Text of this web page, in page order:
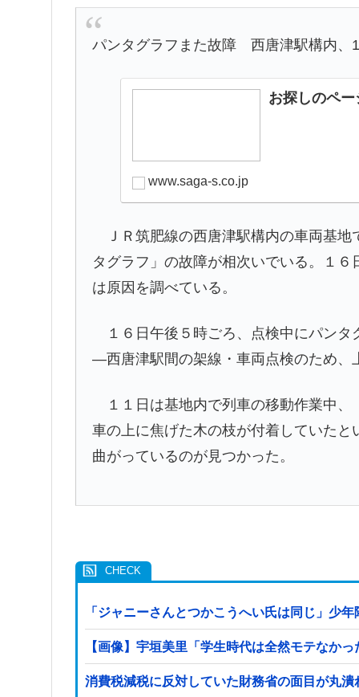
パンタグラフまた故障 西唐津駅構内、
お探しのペ
www.saga-s.co.jp
ＪＲ筑肥線の西唐津駅構内の車両基地
タグラフ」の故障が相次いでいる。１
は原因を調べている。
１６日午後５時ごろ、点検中にパンタ
―西唐津駅間の架線・車両点検のため、
１１日は基地内で列車の移動作業中、
車の上に焦げた木の枝が付着していた
曲がっているのが見つかった。
「ジャニーさんとつかこうへい氏は同じ」少
【画像】宇垣美里「学生時代は全然モテなか
消費税減税に反対していた財務省の面目が丸